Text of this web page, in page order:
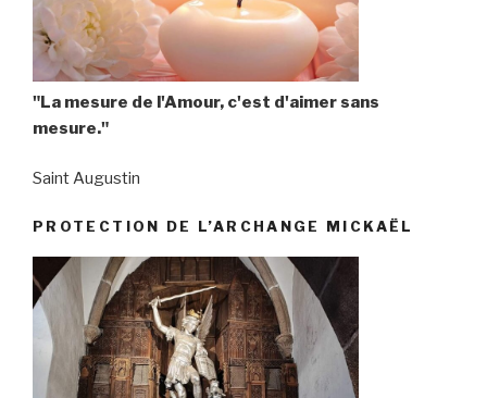
"La mesure de l'Amour, c'est d'aimer sans
mesure."
Saint Augustin
PROTECTION DE L’ARCHANGE MICKAËL